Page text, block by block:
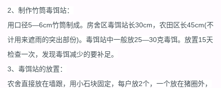
2、制作竹筒毒饵站：
用口径5—6cm竹筒制成。房舍区毒饵站长30cm，农田区长45cm(不
计用来遮雨的突出部份)。毒饵站中一般放25—30克毒饵。放置15天
检查一次，发现毒饵减少的要补足。
3、毒饵站的放置：
农舍直接放在墙跟，用小石块固定，每户放2个，一个放在猪圈外，